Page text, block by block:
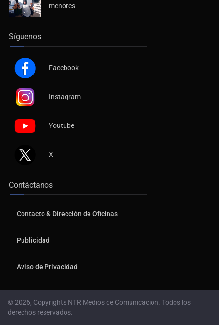
menores
Síguenos
Facebook
Instagram
Youtube
X
Contáctanos
Contacto & Dirección de Oficinas
Publicidad
Aviso de Privacidad
© 2026, Copyrights NTR Medios de Comunicación. Todos los
derechos reservados.